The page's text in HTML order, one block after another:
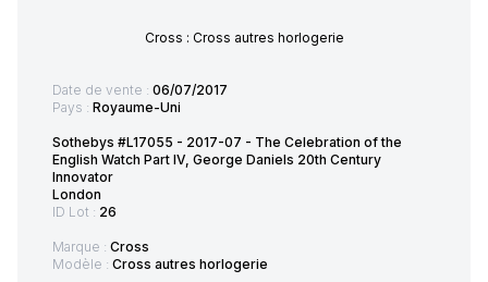
Cross : Cross autres horlogerie
Date de vente : 06/07/2017
Pays : Royaume-Uni
Sothebys #L17055 - 2017-07 - The Celebration of the
English Watch Part IV, George Daniels 20th Century
Innovator
London
ID Lot : 26
Marque : Cross
Modèle : Cross autres horlogerie